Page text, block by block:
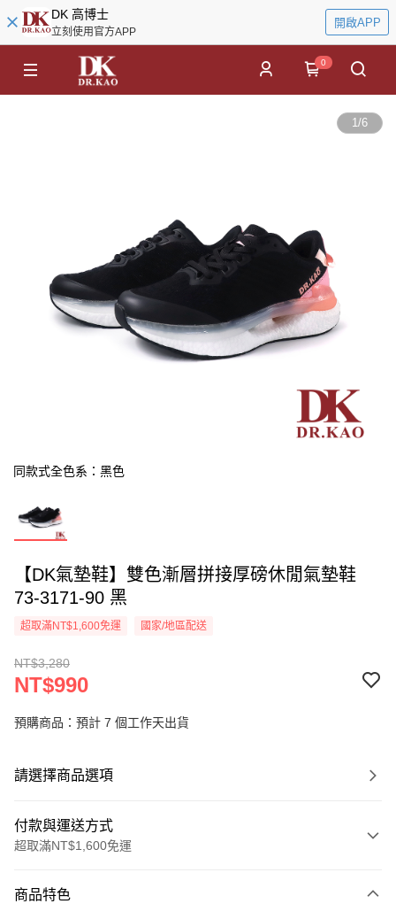
DK 高博士
立刻使用官方APP
開啟APP
0
1/6
同款式全色系：黑色
【DK氣墊鞋】雙色漸層拼接厚磅休閒氣墊鞋
73-3171-90 黑
超取滿NT$1,600免運 國家/地區配送
NT$3,280
NT$990
預購商品：預計 7 個工作天出貨
請選擇商品選項
付款與運送方式
超取滿NT$1,600免運
信用卡一次付款
商品特色